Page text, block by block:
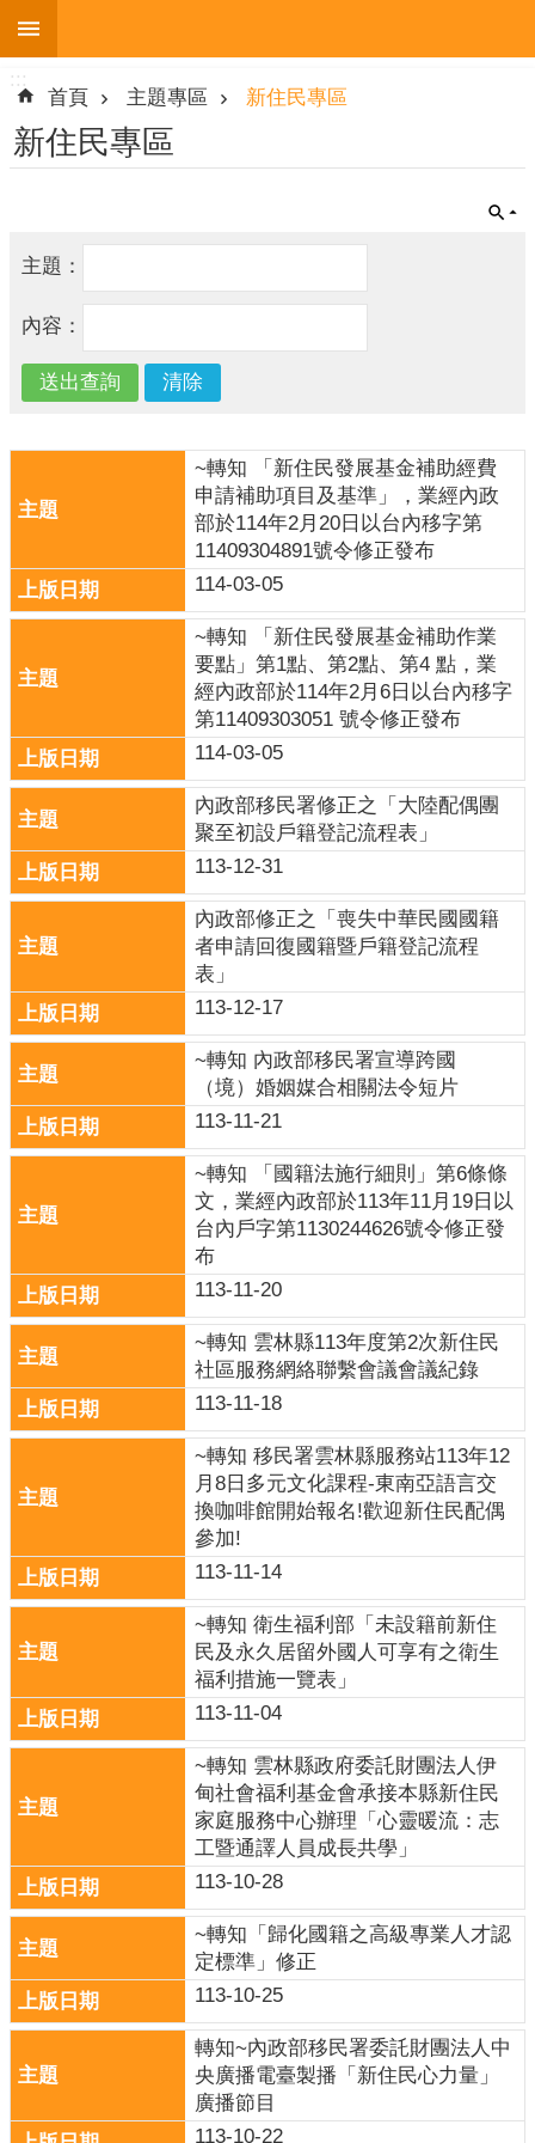
跳到主要內容區塊
進
階
搜
尋
機
簡
便
服
統
計
最
新
息
公
開
資
訊
題
區
意
交
流
關
網
站
覽
索
查
相
關
連
結
雲
林
戶
政
口
資
訊
網
隱
權
護
:::
首頁 主題專區 新住民專區
新住民專區
主題：
內容：
~轉知 「新住民發展基金補助經費
申請補助項目及基準」，業經內政
部於114年2月20日以台內移字第
11409304891號令修正發布
114-03-05
~轉知 「新住民發展基金補助作業
要點」第1點、第2點、第4 點，業
經內政部於114年2月6日以台內移字
第11409303051 號令修正發布
114-03-05
內政部移民署修正之「大陸配偶團
聚至初設戶籍登記流程表」
113-12-31
內政部修正之「喪失中華民國國籍
者申請回復國籍暨戶籍登記流程
表」
113-12-17
~轉知 內政部移民署宣導跨國
（境）婚姻媒合相關法令短片
113-11-21
~轉知 「國籍法施行細則」第6條條
文，業經內政部於113年11月19日以
台內戶字第1130244626號令修正發
布
113-11-20
~轉知 雲林縣113年度第2次新住民
社區服務網絡聯繫會議會議紀錄
113-11-18
~轉知 移民署雲林縣服務站113年12
月8日多元文化課程-東南亞語言交
換咖啡館開始報名!歡迎新住民配偶
參加!
113-11-14
~轉知 衛生福利部「未設籍前新住
民及永久居留外國人可享有之衛生
福利措施一覽表」
113-11-04
~轉知 雲林縣政府委託財團法人伊
甸社會福利基金會承接本縣新住民
家庭服務中心辦理「心靈暖流：志
工暨通譯人員成長共學」
113-10-28
~轉知「歸化國籍之高級專業人才認
定標準」修正
113-10-25
轉知~內政部移民署委託財團法人中
央廣播電臺製播「新住民心力量」
廣播節目
113-10-22